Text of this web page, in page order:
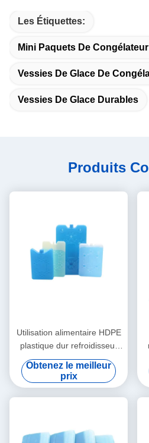
Les Étiquettes:
Mini Paquets De Congélateur
Vessies De Glace De
Vessies De Glace Durables
Produits
Utilisation alimentaire HDPE
plastique dur refroidisseur
pack gel refroidisseur pack
de glace pour le sac de
déjeuner
Obtenez le meilleur
prix